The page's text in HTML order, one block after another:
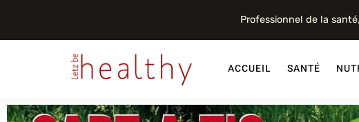
Professionnel de la
ACCUEIL SANTÉ